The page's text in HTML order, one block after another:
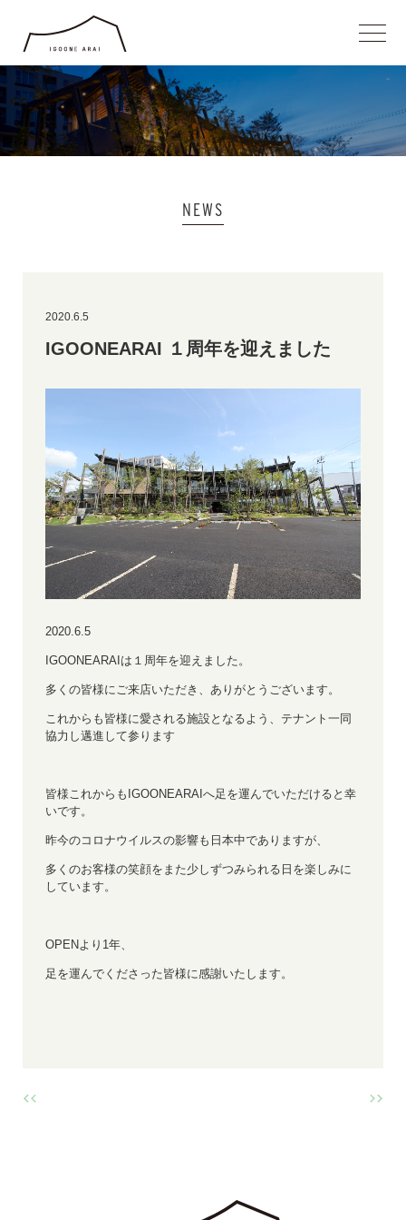
NEWS
2020.6.5
IGOONEARAI １周年を迎えました
2020.6.5
IGOONEARAIは１周年を迎えました。
多くの皆様にご来店いただき、ありがとうございます。
これからも皆様に愛される施設となるよう、テナント一同
協力し邁進して参ります
皆様これからもIGOONEARAIへ足を運んでいただけると幸
いです。
昨今のコロナウイルスの影響も日本中でありますが、
多くのお客様の笑顔をまた少しずつみられる日を楽しみに
しています。
OPENより1年、
足を運んでくださった皆様に感謝いたします。